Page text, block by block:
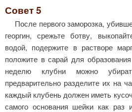
Совет 5
После первого заморозка,
георгин, срежьте ботву,
водой, подержите в растворе
положите в сарай для
неделю клубни можно
предварительно разделите их на
каждый клубень должен иметь
самого основания шейки как раз